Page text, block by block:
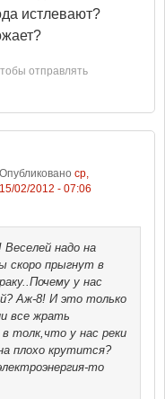
истлевают?
отправлять
Опубликовано ср,
15/02/2012 - 07:06
Веселей надо на
прыгнут в
у нас
Аж-8! И это только
все жрать
толк,что у нас реки
плохо крутится?
то